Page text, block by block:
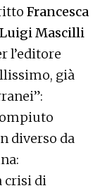
Francesca
Luigi Mascilli
l’editore
già
diverso da
crisi di